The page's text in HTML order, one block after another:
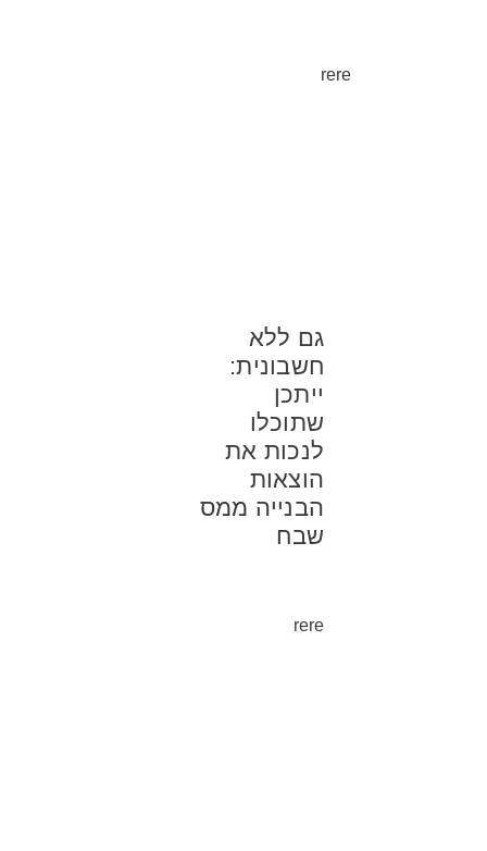
rere
גם ללא
חשבונית:
ייתכן
שתוכלו
לנכות את
הוצאות
הבנייה ממס
שבח
rere